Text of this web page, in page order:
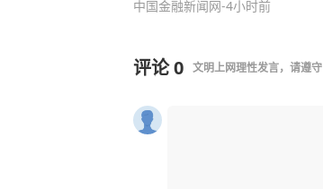
中国金融新闻网-4小时前
评论0 文明上网理性发言，请遵守